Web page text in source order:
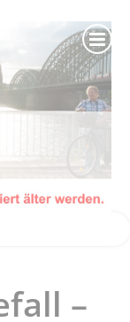
–